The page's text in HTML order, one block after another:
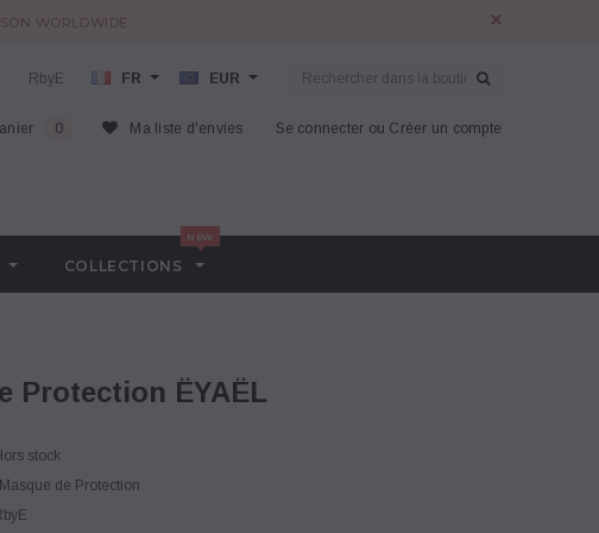
WORLDWIDE
EUR
FR
RbyE
Ma liste d'envies Se connecter ou Créer un compte
0
COLLECTIONS
Protection ËYAËL
stock
Masque de Protection